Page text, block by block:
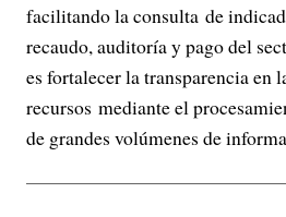
facilitando la consulta de
recaudo, auditoría y pago del
es fortalecer la transparencia en
recursos mediante el
de grandes volúmenes de